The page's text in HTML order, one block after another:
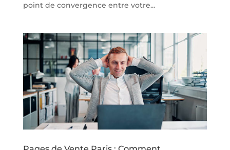
point de convergence entre votre...